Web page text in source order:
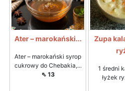
Ater – marokański...
Ater – marokański syrop
cukrowy do Chebakia,...
⇖ 13
Zupa
1 średni
łyżek